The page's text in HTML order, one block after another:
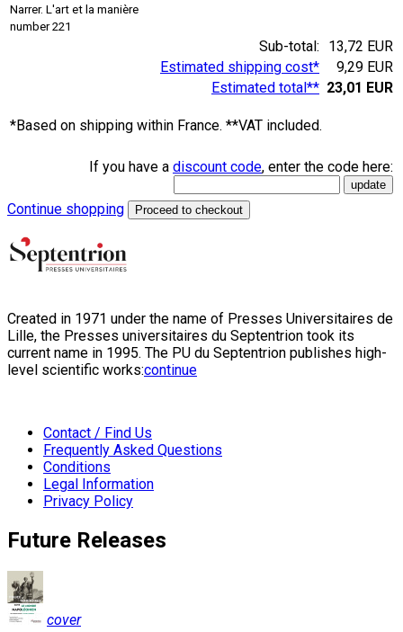
Narrer. L'art et la manière
number 221
Sub-total:
13,72 EUR
Estimated shipping cost*
9,29 EUR
Estimated total** 23,01 EUR
*Based on shipping within France. **VAT included.
If you have a discount code, enter the code here:
Continue shopping Proceed to checkout
Created in 1971 under the name of Presses Universitaires de
Lille, the Presses universitaires du Septentrion took its
current name in 1995. The PU du Septentrion publishes high-
level scientific works:continue
Contact / Find Us
Frequently Asked Questions
Conditions
Legal Information
Privacy Policy
Future Releases
cover